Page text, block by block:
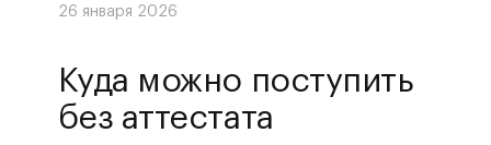
26 января 2026
Куда можно поступить
без аттестата